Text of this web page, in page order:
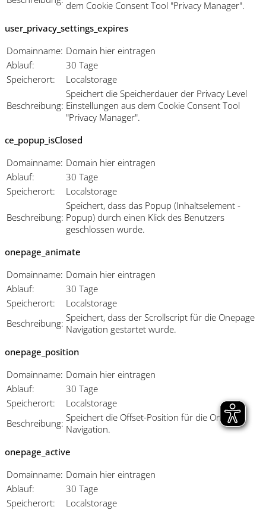
dem Cookie Consent Tool "Privacy Manager".
user_privacy_settings_expires
Domainname: Domain hier eintragen
Ablauf:
30 Tage
Speicherort:
Localstorage
Beschreibung:
Speichert die Speicherdauer der Privacy Level
Einstellungen aus dem Cookie Consent Tool
"Privacy Manager".
ce_popup_isClosed
Domainname: Domain hier eintragen
Ablauf:
30 Tage
Speicherort:
Localstorage
Beschreibung:
Speichert, dass das Popup (Inhaltselement -
Popup) durch einen Klick des Benutzers
geschlossen wurde.
onepage_animate
Domainname: Domain hier eintragen
Ablauf:
30 Tage
Speicherort:
Localstorage
Beschreibung: Speichert, dass der Scrollscript für die Onepage
Navigation gestartet wurde.
onepage_position
Domainname: Domain hier eintragen
Ablauf:
30 Tage
Speicherort:
Localstorage
Beschreibung: Speichert die Offset-Position für die Onepage
Navigation.
onepage_active
Domainname: Domain hier eintragen
Ablauf:
30 Tage
Speicherort:
Localstorage